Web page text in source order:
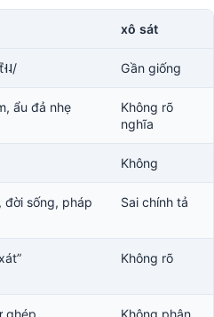
xô sát
Gần giống
ẩu đả nhẹ
Không rõ
nghĩa
Không
đời sống, pháp
Sai chính tả
Không rõ